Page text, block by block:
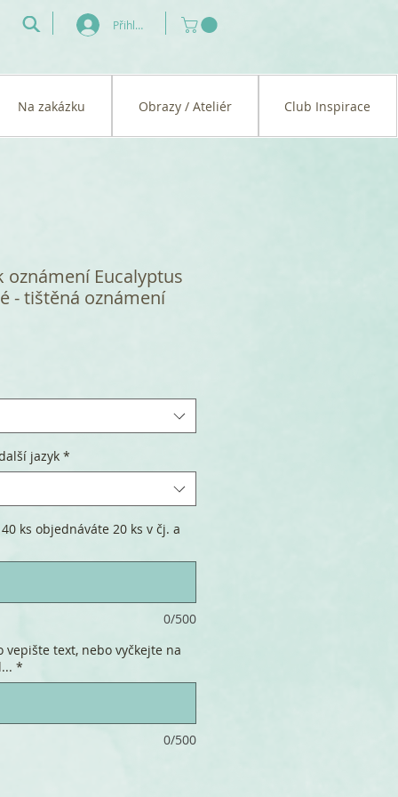
Přihlásit se
Na zakázku Obrazy / Ateliér Club Inspirace
oznámení Eucalyptus
- tištěná oznámení
jazyk *
ks objednáváte 20 ks v čj. a
0/500
vepište text, nebo vyčkejte na
*
0/500